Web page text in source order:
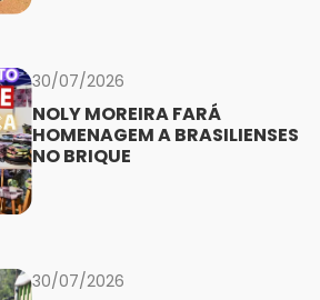
30/07/2026
NOLY MOREIRA FARÁ
HOMENAGEM A BRASILIENSES
NO BRIQUE
30/07/2026